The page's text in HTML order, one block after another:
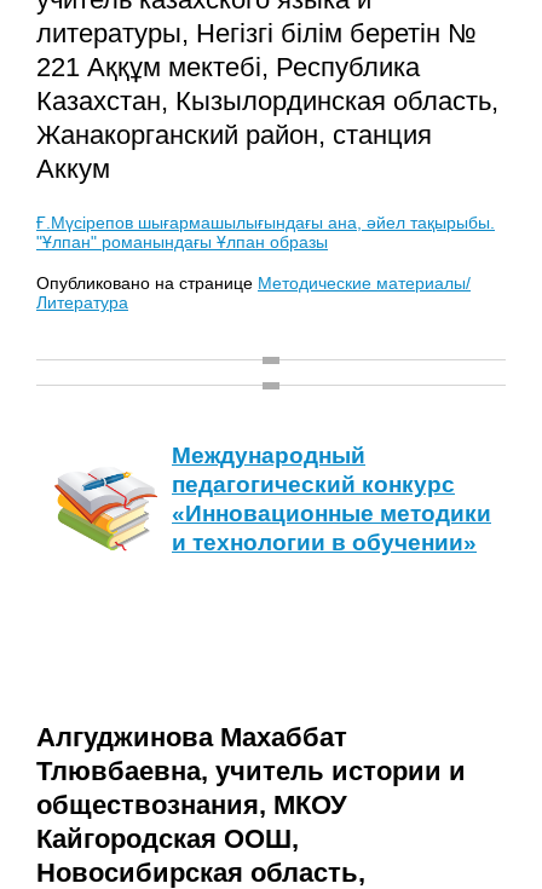
литературы, Негізгі білім беретін №
221 Аққұм мектебі, Республика
Казахстан, Кызылординская область,
Жанакорганский район, станция
Аккум
Ғ.Мүсірепов шығармашылығындағы ана, әйел тақырыбы.
"Ұлпан" романындағы Ұлпан образы
Опубликовано на странице Методические материалы/
Литература
Международный
педагогический конкурс
«Инновационные методики
и технологии в обучении»
Алгуджинова Махаббат
Тлювбаевна, учитель истории и
обществознания, МКОУ
Кайгородская ООШ,
Новосибирская область,